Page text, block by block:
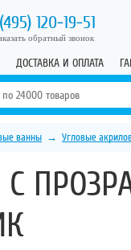
120-19-51
обратный звонок
ДОСТАВКА И ОПЛАТА
ванны → Угловые